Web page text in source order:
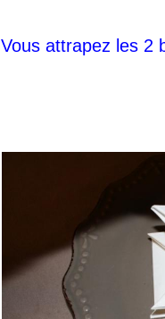
Vous attrapez les 2